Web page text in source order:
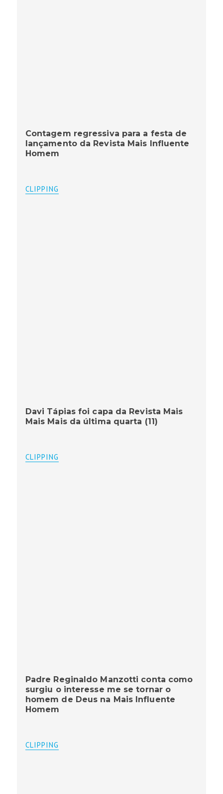
Contagem regressiva para a festa de
lançamento da Revista Mais Influente
Homem
CLIPPING
Davi Tápias foi capa da Revista Mais
Mais Mais da última quarta (11)
CLIPPING
Padre Reginaldo Manzotti conta como
surgiu o interesse me se tornar o
homem de Deus na Mais Influente
Homem
CLIPPING